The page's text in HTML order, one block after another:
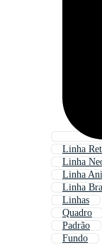
Linha
Linha
Linha
Linha
Linhas
Quadro
Padrão
Fundo